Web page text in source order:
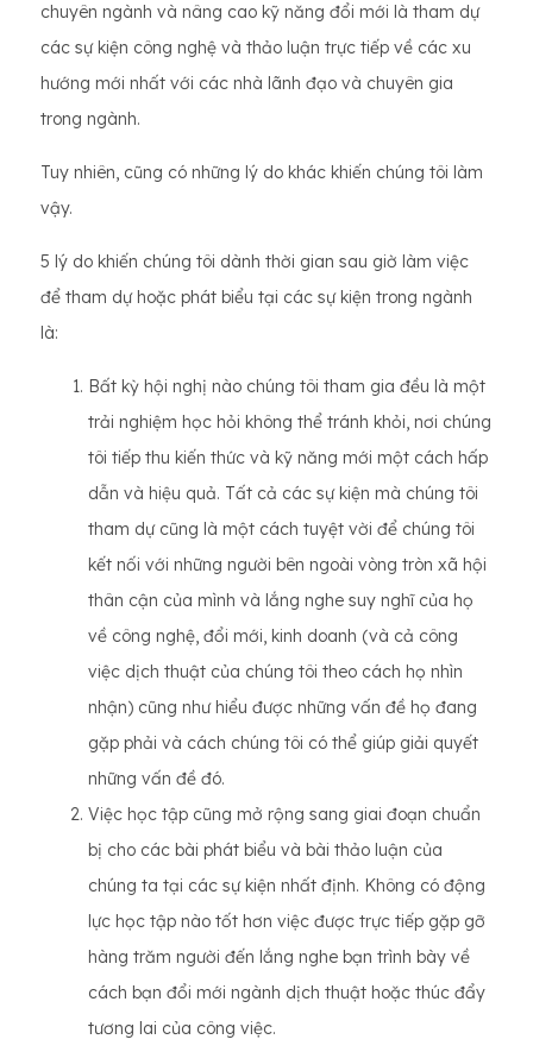
chuyên ngành và nâng cao kỹ năng đổi mới là tham dự
các sự kiện công nghệ và thảo luận trực tiếp về các xu
hướng mới nhất với các nhà lãnh đạo và chuyên gia
trong ngành.
Tuy nhiên, cũng có những lý do khác khiến chúng tôi làm
vậy.
5 lý do khiến chúng tôi dành thời gian sau giờ làm việc
để tham dự hoặc phát biểu tại các sự kiện trong ngành
là:
Bất kỳ hội nghị nào chúng tôi tham gia đều là một
trải nghiệm học hỏi không thể tránh khỏi, nơi chúng
tôi tiếp thu kiến ​​thức và kỹ năng mới một cách hấp
dẫn và hiệu quả. Tất cả các sự kiện mà chúng tôi
tham dự cũng là một cách tuyệt vời để chúng tôi
kết nối với những người bên ngoài vòng tròn xã hội
thân cận của mình và lắng nghe suy nghĩ của họ
về công nghệ, đổi mới, kinh doanh (và cả công
việc dịch thuật của chúng tôi theo cách họ nhìn
nhận) cũng như hiểu được những vấn đề họ đang
gặp phải và cách chúng tôi có thể giúp giải quyết
những vấn đề đó.
Việc học tập cũng mở rộng sang giai đoạn chuẩn
bị cho các bài phát biểu và bài thảo luận của
chúng ta tại các sự kiện nhất định. Không có động
lực học tập nào tốt hơn việc được trực tiếp gặp gỡ
hàng trăm người đến lắng nghe bạn trình bày về
cách bạn đổi mới ngành dịch thuật hoặc thúc đẩy
tương lai của công việc.